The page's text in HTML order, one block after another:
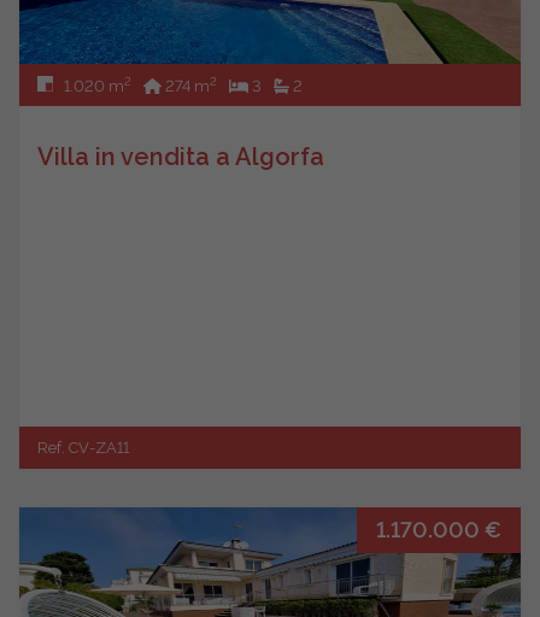
1.020 m2 274 m2 3 2
Villa in vendita a Algorfa
Ref. CV-ZA11
1.170.000 €